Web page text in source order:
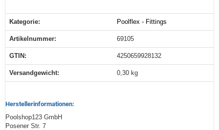
Produkteigenschaft
Wert
Kategorie: Poolflex - Fittings
Artikelnummer: 69105
GTIN: 4250659928132
Versandgewicht‍: 0,30 kg
Herstellerinformationen:
Poolshop123 GmbH
Posener Str. 7